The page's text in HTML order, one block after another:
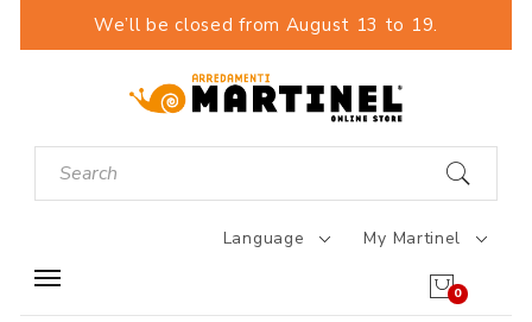
We’ll be closed from August 13 to 19.
Language My Martinel
0